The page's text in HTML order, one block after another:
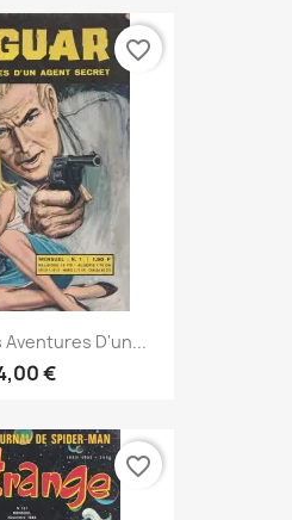
Aventures D'un...
€
favorite_border
favorite_border